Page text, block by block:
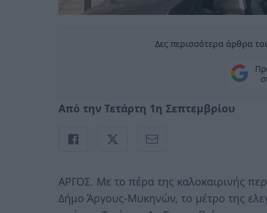
Δες περισσότερα άρθρα
Από την Τετάρτη 1η Σεπτεμβρίου
ΑΡΓΟΣ. Με το πέρα της καλοκαιρινής
Δήμο Άργους-Μυκηνών, το μέτρο της